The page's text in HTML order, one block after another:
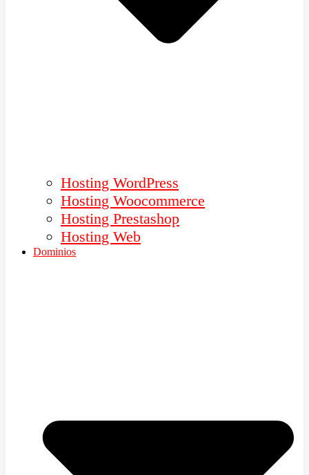
Hosting WordPress
Hosting Woocommerce
Hosting Prestashop
Hosting Web
Dominios